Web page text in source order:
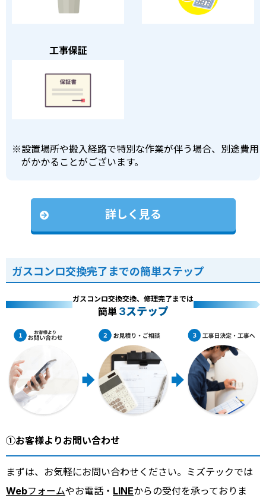
工事保証
※設置場所や搬入経路で特別な作業が伴う場合、別途費用
がかかることがございます。
詳しく見る
ガスコンロ交換完了までの簡単ステップ
ガスコンロ交換交換、修理完了までは
簡単 3ステップ
①お客様よりお問い合わせ
まずは、お気軽にお問い合わせください。ミズテックでは
Webフォームやお電話・ LINEからの受付を承っておりま